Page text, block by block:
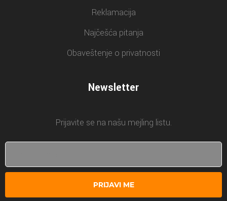
Reklamacija
Najčešća pitanja
Obaveštenje o privatnosti
Newsletter
Prijavite se na našu mejling listu.
PRIJAVI ME